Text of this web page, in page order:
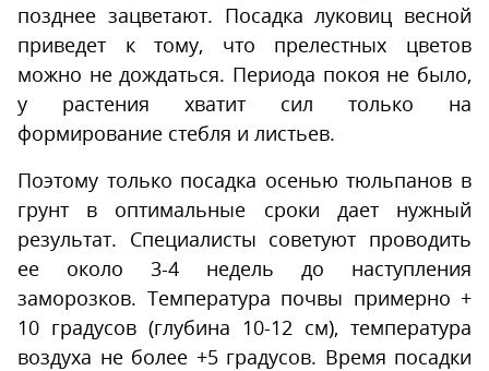
позднее зацветают. Посадка луковиц весной
приведет к тому, что прелестных цветов
можно не дождаться. Периода покоя не было,
у растения хватит сил только на
формирование стебля и листьев.
Поэтому только посадка осенью тюльпанов в
грунт в оптимальные сроки дает нужный
результат. Специалисты советуют проводить
ее около 3-4 недель до наступления
заморозков. Температура почвы примерно +
10 градусов (глубина 10-12 см), температура
воздуха не более +5 градусов. Время посадки